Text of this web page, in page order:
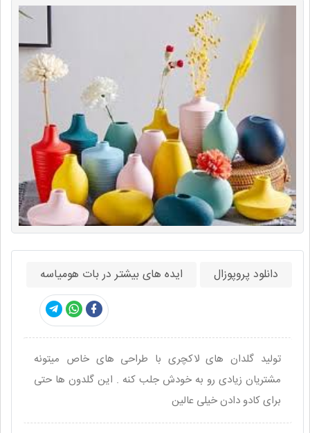
دانلود پروپوزال ایده های بیشتر در بات هومیاسه
تولید گلدان های لاکچری با طراحی های خاص میتونه
مشتریان زیادی رو به خودش جلب کنه . این گلدون ها حتی
برای کادو دادن خیلی عالین